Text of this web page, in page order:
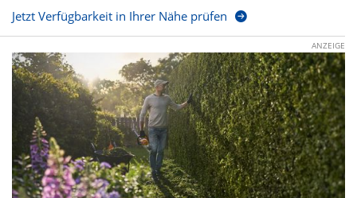
Jetzt Verfügbarkeit in Ihrer Nähe prüfen
ANZEIGE